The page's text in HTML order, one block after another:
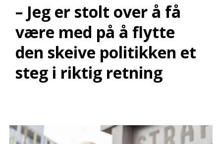
– Jeg er stolt over å få
være med på å flytte
den skeive politikken et
steg i riktig retning